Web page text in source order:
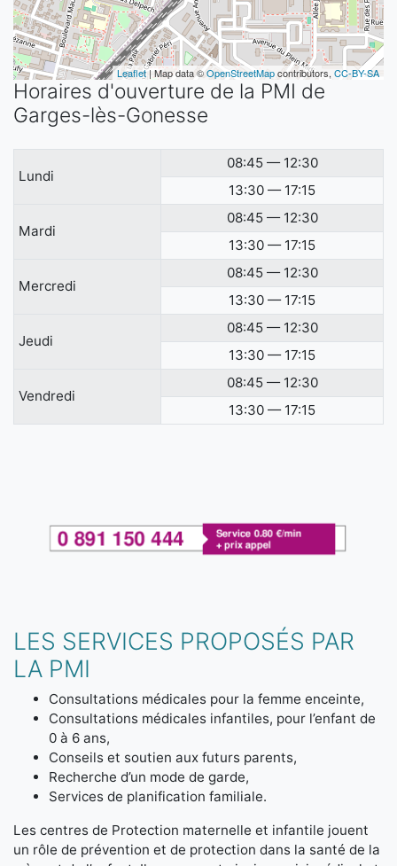
Leaflet| Map data ©OpenStreetMapcontributors, CC-BY-SA
Horaires d'ouverture de la PMI de
Garges-lès-Gonesse
Lundi
08:45 — 12:30
13:30 — 17:15
Mardi
08:45 — 12:30
13:30 — 17:15
Mercredi
08:45 — 12:30
13:30 — 17:15
Jeudi
08:45 — 12:30
13:30 — 17:15
Vendredi
08:45 — 12:30
13:30 — 17:15
LES SERVICES PROPOSÉS PAR
LA PMI
Consultations médicales pour la femme enceinte,
Consultations médicales infantiles, pour l’enfant de
0 à 6 ans,
Conseils et soutien aux futurs parents,
Recherche d’un mode de garde,
Services de planification familiale.
Les centres de Protection maternelle et infantile jouent
un rôle de prévention et de protection dans la santé de la